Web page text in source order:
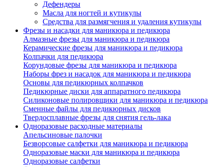
Дефендеры
Масла для ногтей и кутикулы
Средства для размягчения и удаления кутикулы
Фрезы и насадки для маникюра и педикюра
Алмазные фрезы для маникюра и педикюра
Керамические фрезы для маникюра и педикюра
Колпачки для педикюра
Корундовые фрезы для маникюра и педикюра
Наборы фрез и насадок для маникюра и педикюра
Основы для педикюрных колпачков
Педикюрные диски для аппаратного педикюра
Силиконовые полировщики для маникюра и педикюра
Сменные файлы для педикюрных дисков
Твердосплавные фрезы для снятия гель-лака
Одноразовые расходные материалы
Апельсиновые палочки
Безворсовые салфетки для маникюра и педикюра
Одноразовые маски для маникюра и педикюра
Одноразовые салфетки